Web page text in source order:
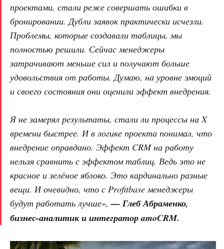
проектами, стали реже совершать ошибки в
бронировании. Дубли заявок практически исчезли.
Проблемы, которые создавали таблицы, мы
полностью решили. Сейчас менеджеры
затрачивают меньше сил и получают больше
удовольствия от работы. Думаю, на уровне эмоций
и своего состояния они оценили эффект внедрения.
Я не замерял результаты, стали ли процессы на X
времени быстрее. И в логике проекта понимал, что
внедрение оправдано. Эффект CRM на работу
нельзя сравнить с эффектом таблиц. Ведь это не
красное и зелёное яблоко. Это кардинально разные
вещи. И очевидно, что с Profitbase менеджеры
будут работать лучше»,— Глеб Абраменко,
бизнес-аналитик и интегратор amoCRM.